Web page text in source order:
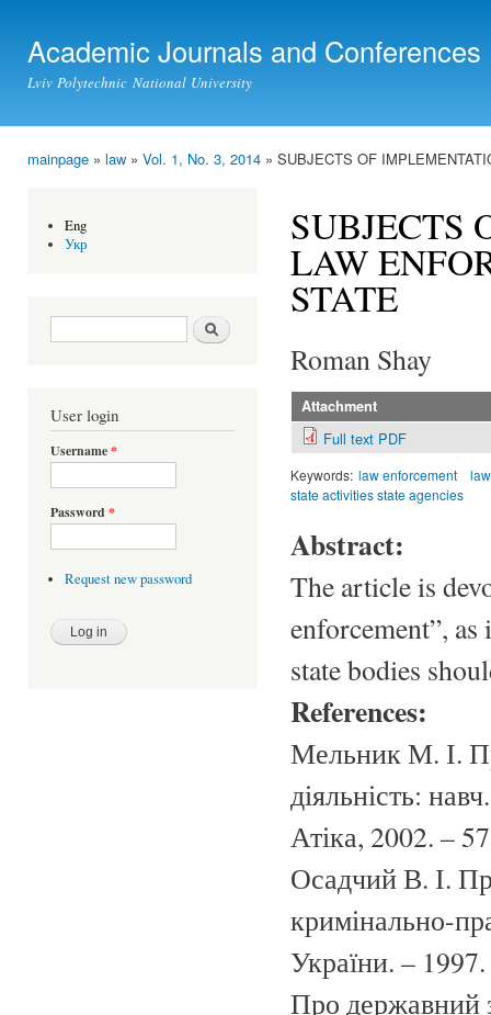
Academic Journals and Conferences
Lviv Polytechnic National University
mainpage » law » Vol. 1, No. 3, 2014 » SUBJECTS OF
Eng
Укр
Search form Search
User login
Username*
Password *
Request new password
SUBJECTS
LAW
STATE
Roman Shay
Attachment
Full text PDF
Keywords: law enforcement
state activities state agencies
Abstract:
The article is
enforcement”,
state bodies
References:
Мельник М. І.
діяльність:
Атіка, 2002. –
Осадчий В. І.
кримінально-
України. –
Про державний